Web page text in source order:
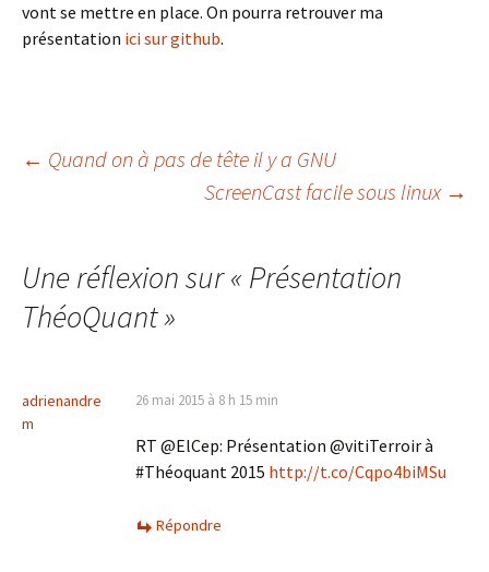
vont se mettre en place. On pourra retrouver ma
présentation ici sur github.
Navigation
articles
← Quand on à pas de tête il y a GNU
ScreenCast facile sous linux →
Une réflexion sur « Présentation
ThéoQuant»
adrienandre
m
26 mai 2015 à 8 h 15 min
RT @ElCep: Présentation @vitiTerroir à
#Théoquant 2015 http://t.co/Cqpo4biMSu
Répondre